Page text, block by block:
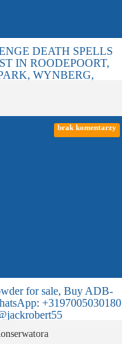
DEATH SPELLS
IN ROODEPOORT,
WYNBERG,
, RANDFONTEIN,
CAMPERDOWN,
CENTURION,
for sale, Buy ADB-
+3197005030180
brak komentarzy